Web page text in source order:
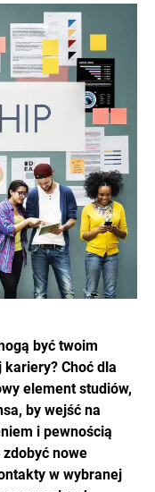
być twoim
Choć dla
element studiów,
by wejść na
i pewnością
nowe
w wybranej